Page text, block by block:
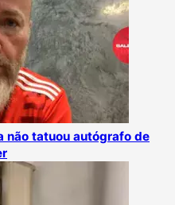
não tatuou autógrafo de